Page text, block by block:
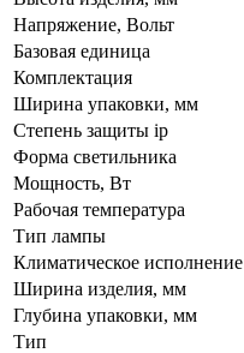
Напряжение, Вольт
Базовая единица
Комплектация
Ширина упаковки, мм
Степень защиты ip
Форма светильника
Мощность, Вт
Рабочая температура
Тип лампы
Климатическое исполнение
Ширина изделия, мм
Глубина упаковки, мм
Тип